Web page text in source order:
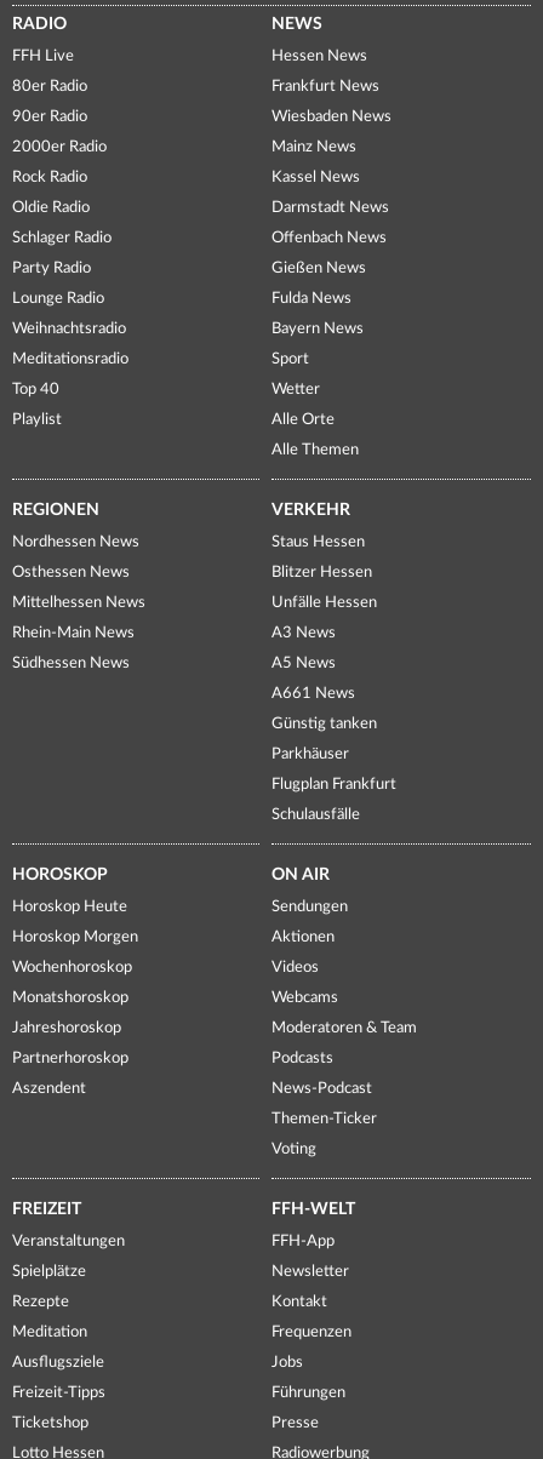
RADIO
FFH Live
80er Radio
90er Radio
2000er Radio
Rock Radio
Oldie Radio
Schlager Radio
Party Radio
Lounge Radio
Weihnachtsradio
Meditationsradio
Top 40
Playlist
NEWS
Hessen News
Frankfurt News
Wiesbaden News
Mainz News
Kassel News
Darmstadt News
Offenbach News
Gießen News
Fulda News
Bayern News
Sport
Wetter
Alle Orte
Alle Themen
REGIONEN
Nordhessen News
Osthessen News
Mittelhessen News
Rhein-Main News
Südhessen News
VERKEHR
Staus Hessen
Blitzer Hessen
Unfälle Hessen
A3 News
A5 News
A661 News
Günstig tanken
Parkhäuser
Flugplan Frankfurt
Schulausfälle
HOROSKOP
Horoskop Heute
Horoskop Morgen
Wochenhoroskop
Monatshoroskop
Jahreshoroskop
Partnerhoroskop
Aszendent
ON AIR
Sendungen
Aktionen
Videos
Webcams
Moderatoren & Team
Podcasts
News-Podcast
Themen-Ticker
Voting
FREIZEIT
Veranstaltungen
Spielplätze
Rezepte
Meditation
Ausflugsziele
Freizeit-Tipps
Ticketshop
Lotto Hessen
FFH-WELT
FFH-App
Newsletter
Kontakt
Frequenzen
Jobs
Führungen
Presse
Radiowerbung